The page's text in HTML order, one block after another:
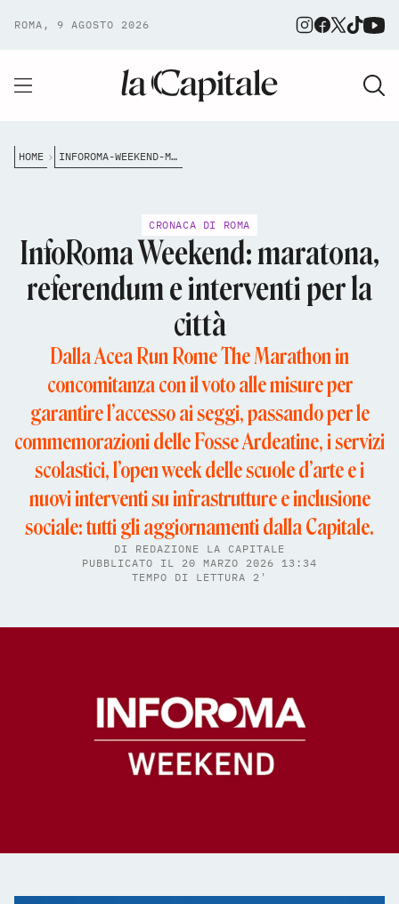
ROMA, 9 AGOSTO 2026
HOME INFOROMA-WEEKEND-MARATONA-REFERENDUM-E-INTERVENTI-PER-LA-CITT%C3%A0
CRONACA DI ROMA
InfoRoma Weekend: maratona,
referendum e interventi per la
città
Dalla Acea Run Rome The Marathon in
concomitanza con il voto alle misure per
garantire l’accesso ai seggi, passando per le
commemorazioni delle Fosse Ardeatine, i servizi
scolastici, l’open week delle scuole d’arte e i
nuovi interventi su infrastrutture e inclusione
sociale: tutti gli aggiornamenti dalla Capitale.
DI REDAZIONE LA CAPITALE
PUBBLICATO IL 20 MARZO 2026 13:34
TEMPO DI LETTURA 2'